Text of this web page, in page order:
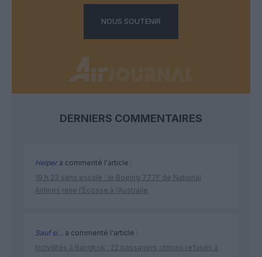
NOUS SOUTENIR
DERNIERS COMMENTAIRES
Helpera commenté l'article :
19 h 23 sans escale : le Boeing 777F de National
Airlines relie l’Écosse à l’Australie
Sauf si… a commenté l'article :
Incivilités à Bangkok : 22 passagers chinois refusés à